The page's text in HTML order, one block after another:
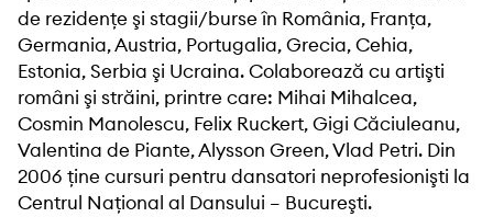
de rezidenţe şi stagii/burse în România, Franţa,
Germania, Austria, Portugalia, Grecia, Cehia,
Estonia, Serbia şi Ucraina. Colaborează cu artişti
români şi străini, printre care: Mihai Mihalcea,
Cosmin Manolescu, Felix Ruckert, Gigi Căciuleanu,
Valentina de Piante, Alysson Green, Vlad Petri. Din
2006 ţine cursuri pentru dansatori neprofesionişti la
Centrul Naţional al Dansului – Bucureşti.